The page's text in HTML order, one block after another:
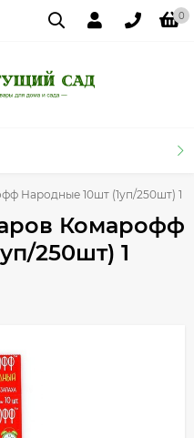
0
Народные 10шт (1уп/250шт) 1
Комарофф
250шт) 1